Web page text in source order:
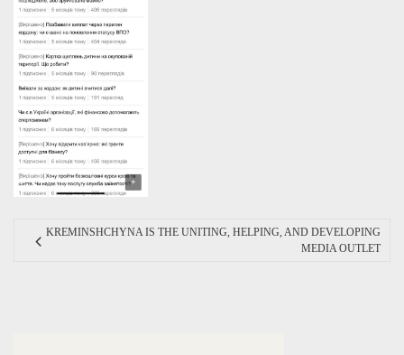
KREMINSHCHYNA IS THE UNITING, HELPING, AND DEVELOPING
MEDIA OUTLET